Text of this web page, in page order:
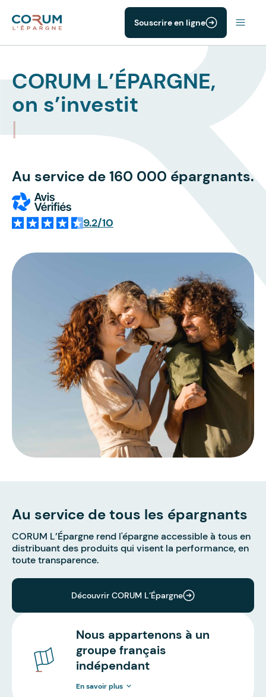
Souscrire en ligne
CORUM L’ÉPARGNE,
on s’investit
|
Au service de 160 000 épargnants.
9.2/10
Au service de tous les épargnants
CORUM L’Épargne rend l'épargne accessible à tous en
distribuant des produits qui visent la performance, en
toute transparence.
Découvrir CORUM L’Épargne
Nous appartenons à un
groupe français
indépendant
En savoir plus